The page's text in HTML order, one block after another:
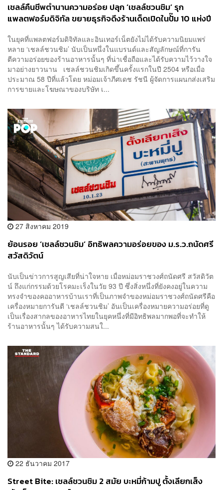
เชลล์คืนชีพตำนานความอร่อย ปลุก ‘เชลล์ชวนชิม’ รุก
แพลตฟอร์มดิจิทัล ขยายธุรกิจดึงร้านเด็ดเปิดในปั๊ม 10 แห่งปี
ในยุคที่แพลตฟอร์มดิจิทัลและอินเทอร์เน็ตยังไม่ได้รับความนิยมแพร่
หลาย ‘เชลล์ชวนชิม’ นับเป็นหนึ่งในแบรนด์และสัญลักษณ์ที่การัน
ตีความอร่อยของร้านอาหารนั้นๆ ที่น่าเชื่อถือและได้รับความไว้วางใจ
มาอย่างยาวนาน เชลล์ชวนชิมเกิดขึ้นครั้งแรกในปี 2504 หรือเมื่อ
ประมาณ 58 ปีที่แล้วโดย หม่อมเจ้าภีศเดช รัชนี ผู้จัดการแผนกส่งเสริม
การขายและโฆษณาของบริษัท เ...
27 สิงหาคม 2019
ย้อนรอย ‘เชลล์ชวนชิม’ อิทธิพลความอร่อยของ ม.ร.ว.ถนัดศรี
สวัสดิวัตน์
นับเป็นข่าวการสูญเสียที่น่าใจหาย เมื่อหม่อมราชวงศ์ถนัดศรี สวัสดิวัต
น์ ถึงแก่กรรมด้วยโรคมะเร็งในวัย 93 ปี ซึ่งสิ่งหนึ่งที่ยังคงอยู่ในความ
ทรงจำของคออาหารบ้านเราที่เป็นภาพจำของหม่อมราชวงศ์ถนัดศรีคือ
เครื่องหมายการันตี ‘เชลล์ชวนชิม’ อันเป็นเครื่องหมายความอร่อยที่ดู
เป็นเรื่องสากลของอาหารไทยในยุคหนึ่งที่มีอิทธิพลมากพอที่จะทำให้
ร้านอาหารนั้นๆ ได้รับความสนใ...
22 ธันวาคม 2017
Street Bite: เชลล์ชวนชิม 2 สมัย บะหมี่ก้ามปู ตั้งเลียกเส็ง